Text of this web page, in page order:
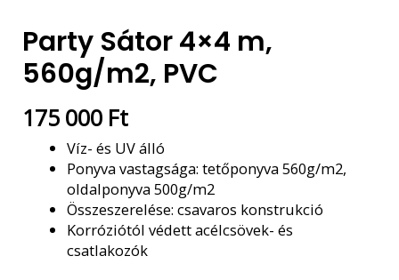
Party Sátor 4×4 m,
560g/m2, PVC
175 000 Ft
Víz- és UV álló
Ponyva vastagsága: tetőponyva 560g/m2,
oldalponyva 500g/m2
Összeszerelése: csavaros konstrukció
Korróziótól védett acélcsövek- és
csatlakozók